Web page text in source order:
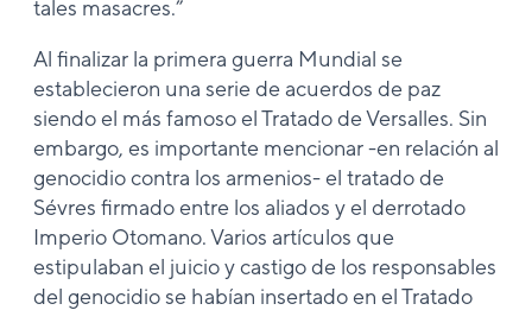
tales masacres.”
Al finalizar la primera guerra Mundial se
establecieron una serie de acuerdos de paz
siendo el más famoso el Tratado de Versalles. Sin
embargo, es importante mencionar -en relación al
genocidio contra los armenios- el tratado de
Sévres firmado entre los aliados y el derrotado
Imperio Otomano. Varios artículos que
estipulaban el juicio y castigo de los responsables
del genocidio se habían insertado en el Tratado